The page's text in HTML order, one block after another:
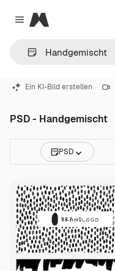
Close menu
Magnific
Ein KI-Bild erstellen
PSD - Handgemischt
PSD